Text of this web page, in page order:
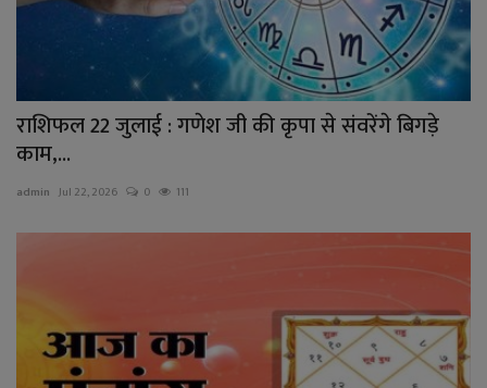
राशिफल 22 जुलाई : गणेश जी की कृपा से संवरेंगे बिगड़े
काम,...
admin Jul 22, 2026 0 111